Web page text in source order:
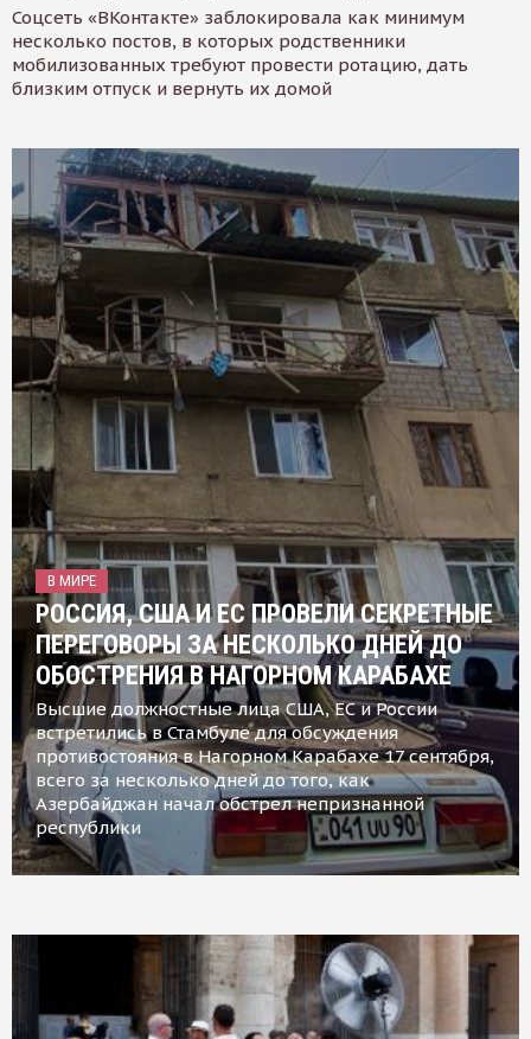
Соцсеть «ВКонтакте» заблокировала как минимум
несколько постов, в которых родственники
мобилизованных требуют провести ротацию, дать
близким отпуск и вернуть их домой
В МИРЕ
РОССИЯ, США И ЕС ПРОВЕЛИ СЕКРЕТНЫЕ
ПЕРЕГОВОРЫ ЗА НЕСКОЛЬКО ДНЕЙ ДО
ОБОСТРЕНИЯ В НАГОРНОМ КАРАБАХЕ
Высшие должностные лица США, ЕС и России
встретились в Стамбуле для обсуждения
противостояния в Нагорном Карабахе 17 сентября,
всего за несколько дней до того, как
Азербайджан начал обстрел непризнанной
республики